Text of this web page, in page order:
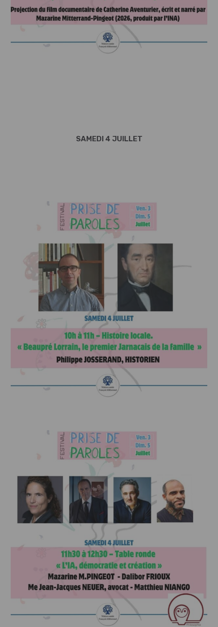
SAMEDI 4 JUILLET